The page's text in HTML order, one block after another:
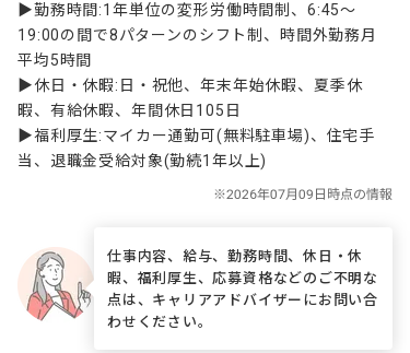
▶勤務時間:1年単位の変形労働時間制、6:45〜
19:00の間で8パターンのシフト制、時間外勤務月
平均5時間
▶休日・休暇:日・祝他、年末年始休暇、夏季休
暇、有給休暇、年間休日105日
▶福利厚生:マイカー通勤可(無料駐車場)、住宅手
当、退職金受給対象(勤続1年以上)
仕事内容、給与、勤務時間、休日・休
暇、福利厚生、応募資格などのご不明な
点は、キャリアアドバイザーにお問い合
わせください。